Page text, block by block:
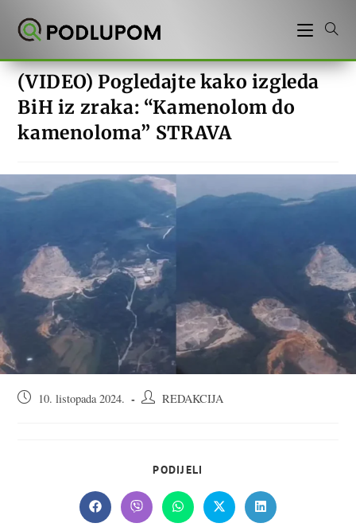
(VIDEO) Pogledajte kako izgleda
BiH iz zraka: “Kamenolom do
kamenoloma” STRAVA
Objava10. listopada 2024.
AutorREDAKCIJA
PODIJELI
CONTENT
Opens
in
Opens
in
Opens
in
Opens
in
Opens
in